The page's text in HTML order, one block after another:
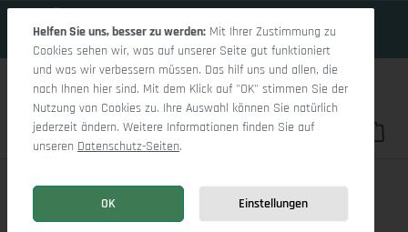
Du hast 0
Marco Aho gr Medium L (mit Funktionen)
Helfen Sie uns, besser zu werden: Mit Ihrer Zustimmung zu
Cookies sehen wir, was auf unserer Seite gut funktioniert
und was wir verbessern müssen. Das hilf uns und allen, die
nach Ihnen hier sind. Mit dem Klick auf "OK" stimmen Sie der
Nutzung von Cookies zu. Ihre Auswahl können Sie natürlich
jederzeit ändern. Weitere Informationen finden Sie auf
unseren Datenschutz-Seiten.
OK Einstellungen